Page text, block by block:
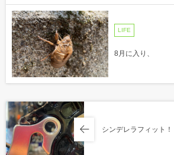
LIFE
8月に入り、
シンデレラフィット！